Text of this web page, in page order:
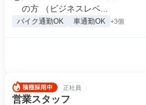
の方 （ビジネスレベ...
バイク通勤OK 車通勤OK +3個
正社員
営業スタッフ